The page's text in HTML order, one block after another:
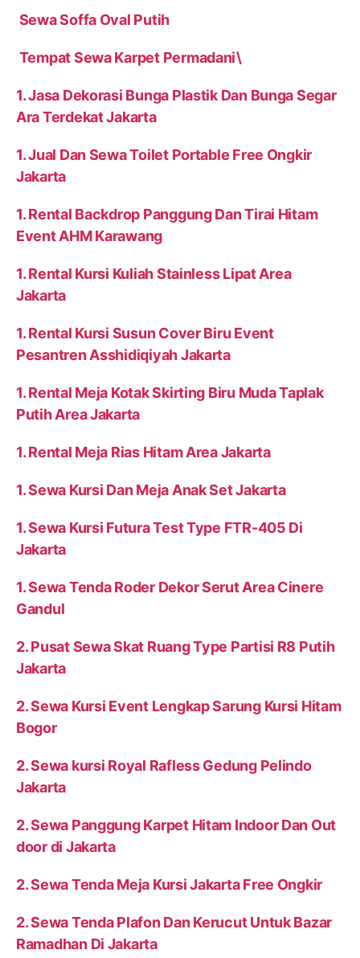
Sewa Soffa Oval Putih
Tempat Sewa Karpet Permadani\
1. Jasa Dekorasi Bunga Plastik Dan Bunga Segar
Ara Terdekat Jakarta
1. Jual Dan Sewa Toilet Portable Free Ongkir
Jakarta
1. Rental Backdrop Panggung Dan Tirai Hitam
Event AHM Karawang
1. Rental Kursi Kuliah Stainless Lipat Area
Jakarta
1. Rental Kursi Susun Cover Biru Event
Pesantren Asshidiqiyah Jakarta
1. Rental Meja Kotak Skirting Biru Muda Taplak
Putih Area Jakarta
1. Rental Meja Rias Hitam Area Jakarta
1. Sewa Kursi Dan Meja Anak Set Jakarta
1. Sewa Kursi Futura Test Type FTR-405 Di
Jakarta
1. Sewa Tenda Roder Dekor Serut Area Cinere
Gandul
2. Pusat Sewa Skat Ruang Type Partisi R8 Putih
Jakarta
2. Sewa Kursi Event Lengkap Sarung Kursi Hitam
Bogor
2. Sewa kursi Royal Rafless Gedung Pelindo
Jakarta
2. Sewa Panggung Karpet Hitam Indoor Dan Out
door di Jakarta
2. Sewa Tenda Meja Kursi Jakarta Free Ongkir
2. Sewa Tenda Plafon Dan Kerucut Untuk Bazar
Ramadhan Di Jakarta